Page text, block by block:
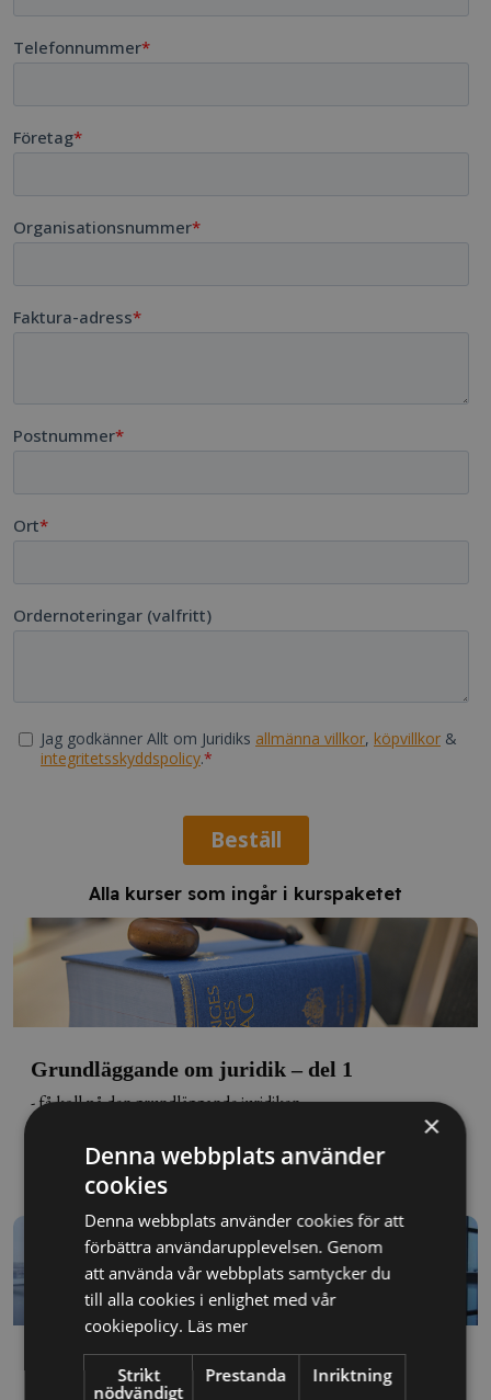
Alla kurser som ingår i kurspaketet
Grundläggande om juridik – del 1
- få koll på den grundläggande juridiken
Längd: 17 minuter
Sexuella trakasserier på
arbetsplatsen
×
Denna webbplats använder
cookies
Denna webbplats använder cookies för att
förbättra användarupplevelsen. Genom
att använda vår webbplats samtycker du
till alla cookies i enlighet med vår
cookiepolicy. Läs mer
Strikt
nödvändigt
Prestanda Inriktning